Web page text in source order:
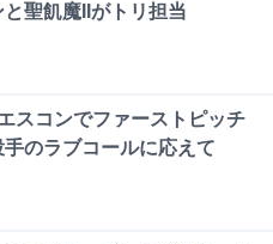
聖飢魔IIがトリ担当
スコンでファーストピッチ
のラブコールに応えて